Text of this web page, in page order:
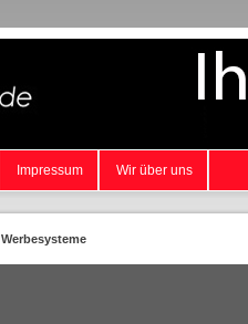
Impressum Wir über uns
Werbesysteme